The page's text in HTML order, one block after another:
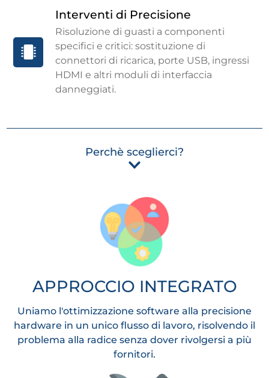
Interventi di Precisione
Risoluzione di guasti a componenti
specifici e critici: sostituzione di
connettori di ricarica, porte USB, ingressi
HDMI e altri moduli di interfaccia
danneggiati.
Perchè sceglierci?
APPROCCIO INTEGRATO
Uniamo l'ottimizzazione software alla precisione
hardware in un unico flusso di lavoro, risolvendo il
problema alla radice senza dover rivolgersi a più
fornitori.